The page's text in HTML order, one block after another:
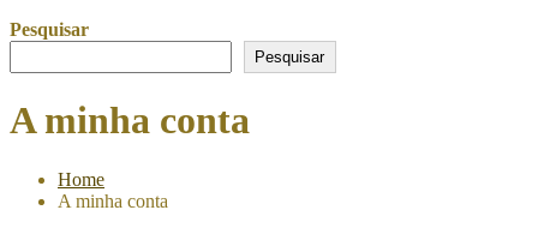
Pesquisar
Pesquisar
A minha conta
Home
A minha conta